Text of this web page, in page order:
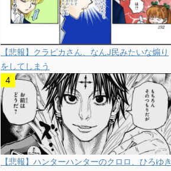
【悲報】クラピカさん、なんJ民みたいな煽り
をしてしまう
【悲報】ハンターハンターのクロロ、ひろゆき